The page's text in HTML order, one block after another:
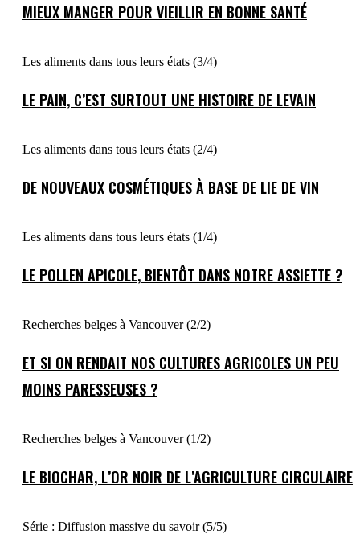
MIEUX MANGER POUR VIEILLIR EN BONNE SANTÉ
Les aliments dans tous leurs états (3/4)
LE PAIN, C’EST SURTOUT UNE HISTOIRE DE LEVAIN
Les aliments dans tous leurs états (2/4)
DE NOUVEAUX COSMÉTIQUES À BASE DE LIE DE VIN
Les aliments dans tous leurs états (1/4)
LE POLLEN APICOLE, BIENTÔT DANS NOTRE ASSIETTE ?
Recherches belges à Vancouver (2/2)
ET SI ON RENDAIT NOS CULTURES AGRICOLES UN PEU
MOINS PARESSEUSES ?
Recherches belges à Vancouver (1/2)
LE BIOCHAR, L’OR NOIR DE L’AGRICULTURE CIRCULAIRE
Série : Diffusion massive du savoir (5/5)